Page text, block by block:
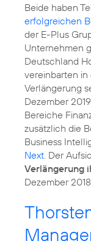
Beide haben
erfolgreichen
der E-Plus
Unternehmen
Deutschland
vereinbarten in
Verlängerung
Dezember
Bereiche
zusätzlich die
Business
Next . Der
Verlängerung
Dezember